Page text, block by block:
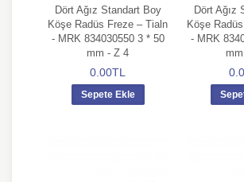
Dört Ağız Standart Boy
Köşe Radüs Freze – Tialn
- MRK 834030550 3 * 50
mm - Z 4
0.00TL
Sepete Ekle
Dört Ağız
Köşe
- MRK